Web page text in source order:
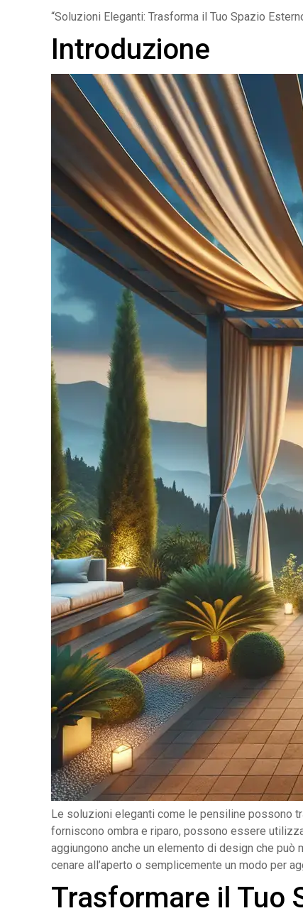
“Soluzioni Eleganti: Trasforma il Tuo Spazio
Introduzione
Le soluzioni eleganti come le pensiline possono
forniscono ombra e riparo, possono essere
aggiungono anche un elemento di design che può
cenare all’aperto o semplicemente un modo per
Trasformare il Tuo